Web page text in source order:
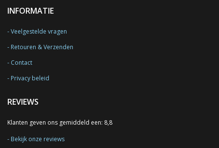
INFORMATIE
Veelgestelde vragen
Retouren & Verzenden
Contact
Privacy beleid
REVIEWS
Klanten geven ons gemiddeld een: 8,8
Bekijk onze reviews